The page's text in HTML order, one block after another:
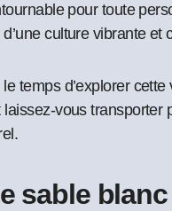
pour toute
culture vibrante et
temps d’explorer cette
vous transporter
sable